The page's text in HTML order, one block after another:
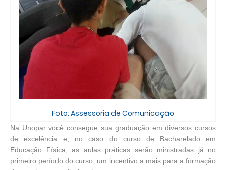
Foto: Assessoria de Comunicação
Na Unopar você consegue sua graduação em diversos cursos
de excelência e, no caso do curso de Bacharelado em
Educação Física, as aulas práticas serão ministradas já no
primeiro período do curso; um incentivo a mais para a formação